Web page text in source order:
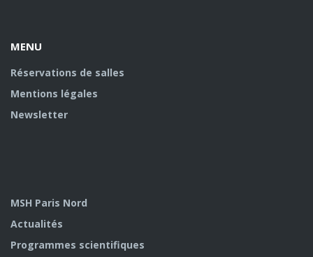
MENU
Réservations de salles
Mentions légales
Newsletter
MSH Paris Nord
Actualités
Programmes scientifiques